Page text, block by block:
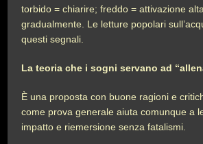
torbido = chiarire; freddo = attivazione
gradualmente. Le letture popolari
questi segnali.
La teoria che i sogni servano ad
È una proposta con buone ragioni e
come prova generale aiuta comunque a
impatto e riemersione senza fatalismi.